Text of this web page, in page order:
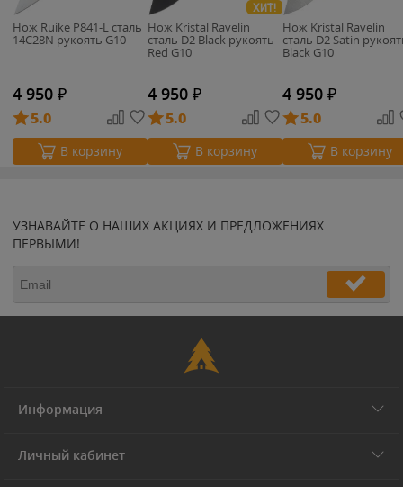
Нож Ruike P841-L сталь
14C28N рукоять G10
4 950 ₽
5.0
В корзину
ХИТ!
Нож Kristal Ravelin
cталь D2 Black рукоять
Red G10
4 950 ₽
5.0
В корзину
Нож Kristal Ravelin
cталь D2 Satin
Black G10
4 950 ₽
5.0
В корзину
УЗНАВАЙТЕ О НАШИХ АКЦИЯХ И ПРЕДЛОЖЕНИЯХ
ПЕРВЫМИ!
Информация
Личный кабинет